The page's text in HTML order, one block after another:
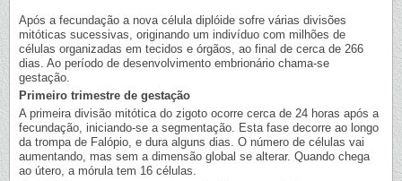
Após a fecundação a nova célula diplóide sofre várias divisões
mitóticas sucessivas, originando um indivíduo com milhões de
células organizadas em tecidos e órgãos, ao final de cerca de 266
dias. Ao período de desenvolvimento embrionário chama-se
gestação.
Primeiro trimestre de gestação
A primeira divisão mitótica do zigoto ocorre cerca de 24 horas após a
fecundação, iniciando-se a segmentação. Esta fase decorre ao longo
da trompa de Falópio, e dura alguns dias. O número de células vai
aumentando, mas sem a dimensão global se alterar. Quando chega
ao útero, a mórula tem 16 células.